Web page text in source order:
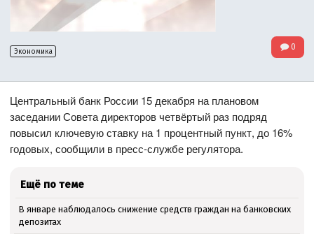
Экономика 0
Центральный банк России 15 декабря на плановом
заседании Совета директоров четвёртый раз подряд
повысил ключевую ставку на 1 процентный пункт, до 16%
годовых, сообщили в пресс-службе регулятора.
Ещё по теме
В январе наблюдалось снижение средств граждан на банковских
депозитах